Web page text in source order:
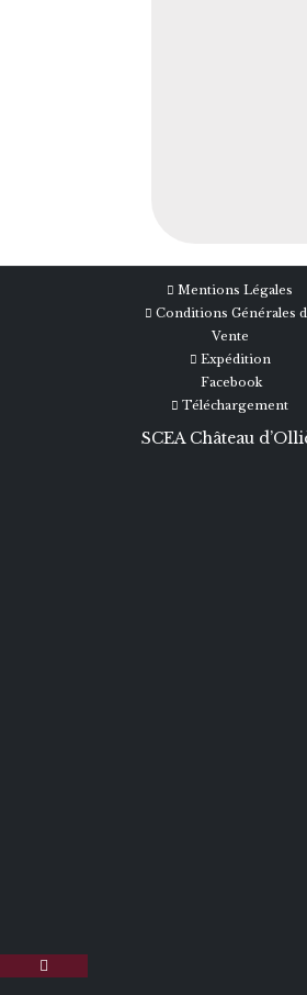
Mentions Légales
Conditions Générales
Vente
Expédition
Facebook
Téléchargement
SCEA Château